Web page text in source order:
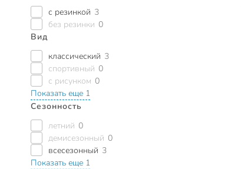
с резинкой 3
без резинки 0
Вид
классический 3
спортивный 0
с рисунком 0
Показать еще 1
Сезонность
летний 0
демисезонный 0
всесезонный 3
Показать еще 1